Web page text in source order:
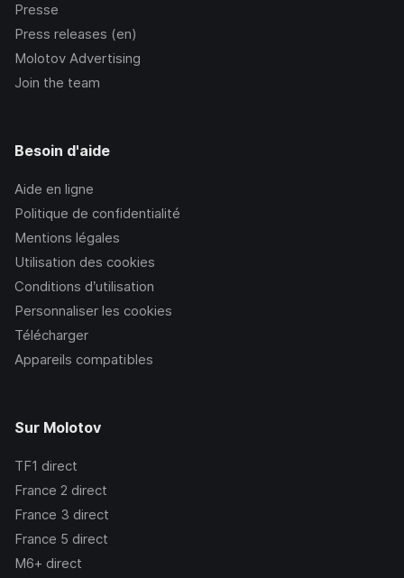
Presse
Press releases (en)
Molotov Advertising
Join the team
Besoin d'aide
Aide en ligne
Politique de confidentialité
Mentions légales
Utilisation des cookies
Conditions d’utilisation
Personnaliser les cookies
Télécharger
Appareils compatibles
Sur Molotov
TF1 direct
France 2 direct
France 3 direct
France 5 direct
M6+ direct